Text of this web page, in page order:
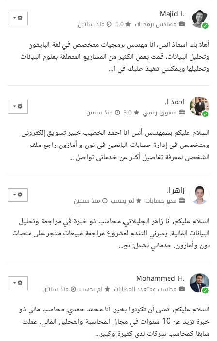
Majid I.
مهندس برمجيات منذ سنتين
أهلا بك استاذ انس، انا مهندس برمجيات متخصص في لغة البايثون
وتحليل البيانات، قمت بعمل الكثير من المشاريع المتعلقة بعلوم البيانات
وتحليلها ويمكنني تنفيذ طلبك في ا...
احمد ا.
مسوق رقمي منذ سنتين
السلام عليكم بشمهندس أنس انا احمد الخطيب خبير تسويق إلكترونى
ومتخصص فى إدارة حسابات البائعين فى نون و أمازون راجع ملف
الشخصى لمعرفة تفاصيل أكثر عن خدماتى تواصل ...
زاهر ا.
مدير حسابات لم يحسب منذ سنتين
السلام عليكم، أنا زاهر الجليلاتي، محاسب ذو خبرة في مراجعة وتحليل
البيانات المالية. يسرني التقدم لمشروع مراجعة مبيعات متجر على منصات
نون وأمازون. خدماتي تشمل: تح...
Mohammed H.
محاسب ومتعدد المهارات لم يحسب منذ سنتين
السلام عليكم، أتمنى أن تكونوا بخير. أنا محمد حمدي، محاسب مالي ذو
خبرة تزيد عن 10 سنوات في مجال المحاسبة والتحليل المالي. عملت
سابقا كمحاسب شركات لدى كثيرة وكبير...